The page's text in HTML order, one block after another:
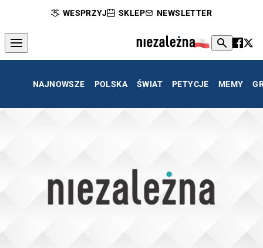
WESPRZYJ SKLEP NEWSLETTER
NAJNOWSZE POLSKA ŚWIAT PETYCJE MEMY